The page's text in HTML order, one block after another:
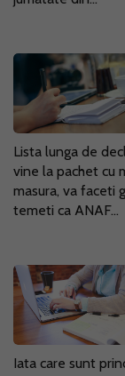
Lista lunga de
vine la pachet cu
masura, va faceti
temeti ca ANAF...
Iata care sunt